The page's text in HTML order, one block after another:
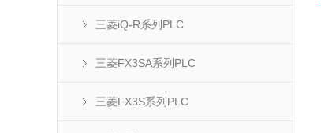
三菱iQ-R系列PLC
三菱FX3SA系列PLC
三菱FX3S系列PLC